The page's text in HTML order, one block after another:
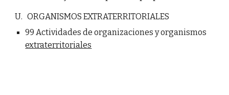
U. ORGANISMOS EXTRATERRITORIALES
99 Actividades de organizaciones y organismos
extraterritoriales